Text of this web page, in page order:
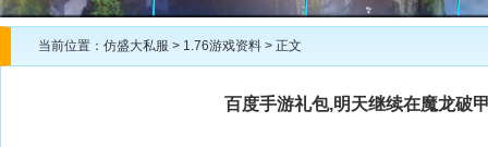
当前位置： 仿盛大私服 > 1.76游戏资料 > 正文
百度手游礼包,明天继续在魔龙破